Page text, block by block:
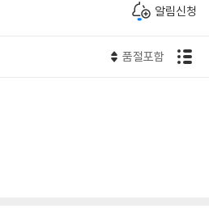
알림신청
품절포함